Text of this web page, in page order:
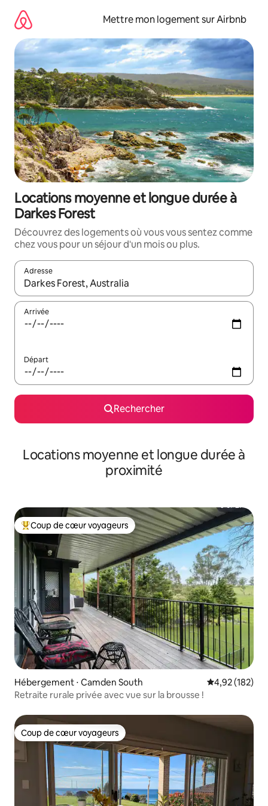
directement
contenu
Mettre mon logement sur Airbnb
Locations moyenne et longue durée à
Darkes Forest
Découvrez des logements où vous vous sentez comme
chez vous pour un séjour d'un mois ou plus.
Adresse
Lorsque les résultats s'affichent, utilisez les flèches vers le
Arrivée
Départ
Rechercher
Locations moyenne et longue durée à
proximité
Coups de cœur voyageurs les plus appréciés
Coup de cœur voyageurs
Hébergement ⋅ Camden South Évaluation
4,92 (182)
Retraite rurale privée avec vue sur la brousse !
Coup de cœur voyageurs
Coup de cœur voyageurs